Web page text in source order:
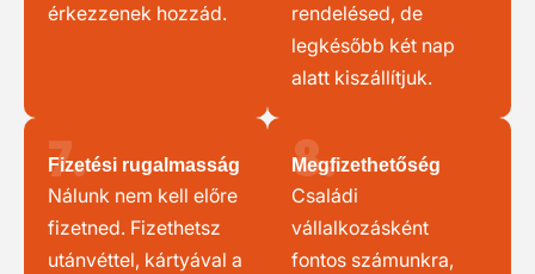
érkezzenek hozzád.
rendelésed, de
legkésőbb két nap
alatt kiszállítjuk.
7.
Fizetési rugalmasság
Nálunk nem kell előre
fizetned. Fizethetsz
utánvéttel, kártyával a
8.
Megfizethetőség
Családi
vállalkozásként
fontos számunkra,